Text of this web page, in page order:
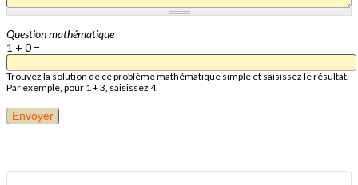
Question mathématique
1 + 0 =
Trouvez la solution de ce problème mathématique simple et saisissez le résultat.
Par exemple, pour 1 + 3, saisissez 4.